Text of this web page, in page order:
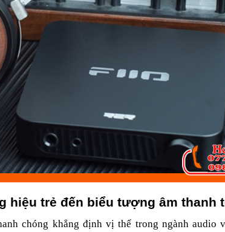
hiệu trẻ đến biểu tượng âm thanh
chóng khẳng định vị thế trong ngành audio